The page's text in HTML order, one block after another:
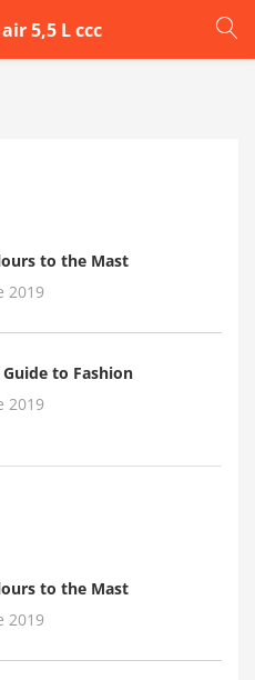
5,5 L ccc
to the Mast
2019
Guide to Fashion
2019
to the Mast
2019